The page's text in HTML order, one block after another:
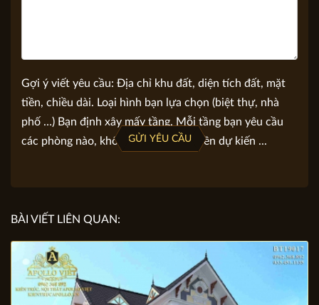
Gợi ý viết yêu cầu: Địa chỉ khu đất, diện tích đất, mặt
BÀI VIẾT LIÊN QUAN: